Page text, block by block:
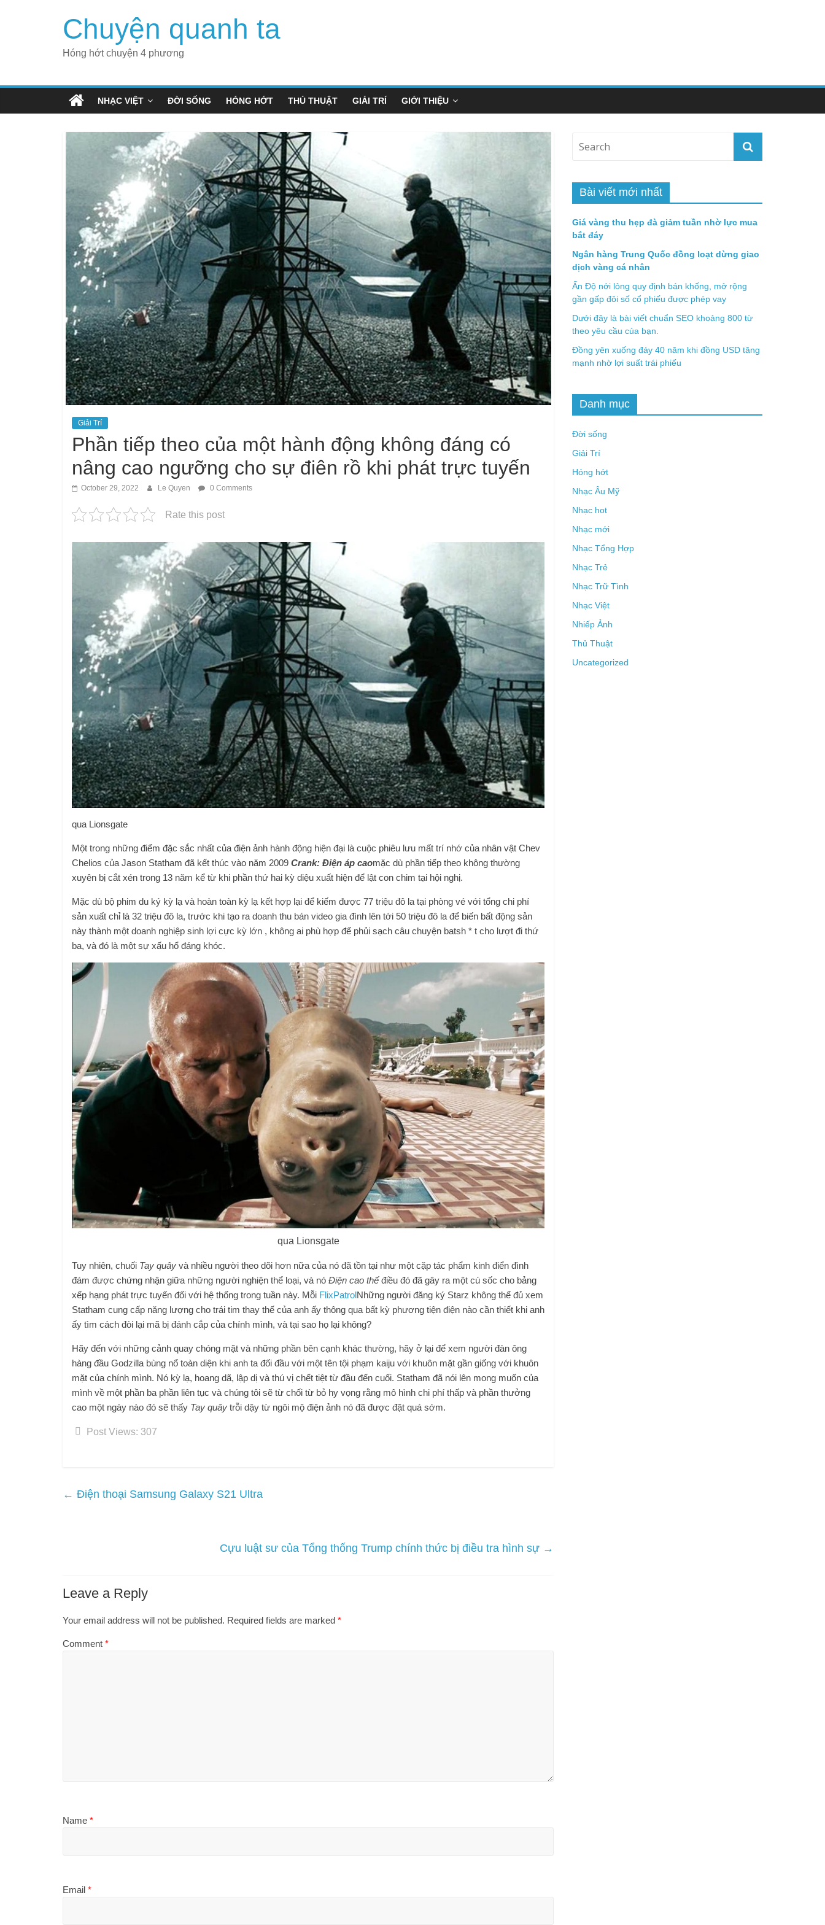
Chuyện quanh ta
Hóng hớt chuyện 4 phương
NHẠC VIỆT ĐỜI SỐNG HÓNG HỚT THỦ THUẬT GIẢI TRÍ GIỚI THIỆU
Giải Trí
Phần tiếp theo của một hành động không đáng có
nâng cao ngưỡng cho sự điên rồ khi phát trực tuyến
October 29, 2022 Le Quyen 0 Comments
Rate this post
qua Lionsgate
Một trong những điểm đặc sắc nhất của điện ảnh hành động hiện đại là cuộc phiêu lưu mất trí nhớ của nhân vật Chev
Chelios của Jason Statham đã kết thúc vào năm 2009 Crank: Điện áp caomặc dù phần tiếp theo không thường
xuyên bị cắt xén trong 13 năm kể từ khi phần thứ hai kỳ diệu xuất hiện để lật con chim tại hội nghị.
Mặc dù bộ phim du ký kỳ lạ và hoàn toàn kỳ lạ kết hợp lại để kiếm được 77 triệu đô la tại phòng vé với tổng chi phí
sản xuất chỉ là 32 triệu đô la, trước khi tạo ra doanh thu bán video gia đình lên tới 50 triệu đô la để biến bất động sản
này thành một doanh nghiệp sinh lợi cực kỳ lớn , không ai phù hợp để phủi sạch câu chuyện batsh * t cho lượt đi thứ
ba, và đó là một sự xấu hổ đáng khóc.
qua Lionsgate
Tuy nhiên, chuối Tay quây và nhiều người theo dõi hơn nữa của nó đã tồn tại như một cặp tác phẩm kinh điển đình
đám được chứng nhận giữa những người nghiện thể loại, và nó Điện cao thếđiều đó đã gây ra một cú sốc cho bảng
xếp hạng phát trực tuyến đối với hệ thống trong tuần này. Mỗi FlixPatrolNhững người đăng ký Starz không thể đủ xem
Statham cung cấp năng lượng cho trái tim thay thế của anh ấy thông qua bất kỳ phương tiện điện nào cần thiết khi anh
ấy tìm cách đòi lại mã bị đánh cắp của chính mình, và tại sao họ lại không?
Hãy đến với những cảnh quay chóng mặt và những phần bên cạnh khác thường, hãy ở lại để xem người đàn ông
hàng đầu Godzilla bùng nổ toàn diện khi anh ta đối đầu với một tên tội phạm kaiju với khuôn mặt gần giống với khuôn
mặt của chính mình. Nó kỳ lạ, hoang dã, lập dị và thú vị chết tiệt từ đầu đến cuối. Statham đã nói lên mong muốn của
mình về một phần ba phần liên tục và chúng tôi sẽ từ chối từ bỏ hy vọng rằng mô hình chi phí thấp và phần thưởng
cao một ngày nào đó sẽ thấy Tay quây trỗi dậy từ ngôi mộ điện ảnh nó đã được đặt quá sớm.
Post Views: 307
← Điện thoại Samsung Galaxy S21 Ultra
Cựu luật sư của Tổng thống Trump chính thức bị điều tra hình sự →
Leave a Reply
Your email address will not be published. Required fields are marked *
Comment *
Name *
Email *
Bài viết mới nhất
Giá vàng thu hẹp đà giảm tuần nhờ lực mua
bắt đáy
Ngân hàng Trung Quốc đồng loạt dừng giao
dịch vàng cá nhân
Ấn Độ nới lỏng quy định bán khống, mở rộng
gần gấp đôi số cổ phiếu được phép vay
Dưới đây là bài viết chuẩn SEO khoảng 800 từ
theo yêu cầu của bạn.
Đồng yên xuống đáy 40 năm khi đồng USD tăng
mạnh nhờ lợi suất trái phiếu
Danh mục
Đời sống
Giải Trí
Hóng hớt
Nhạc Âu Mỹ
Nhạc hot
Nhạc mới
Nhạc Tổng Hợp
Nhạc Trẻ
Nhạc Trữ Tình
Nhạc Việt
Nhiếp Ảnh
Thủ Thuật
Uncategorized